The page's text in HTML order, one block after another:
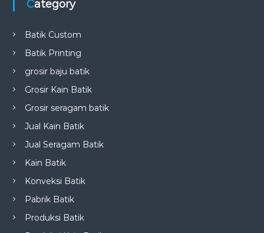
Category
Batik Custom
Batik Printing
grosir baju batik
Grosir Kain Batik
Grosir seragam batik
Jual Kain Batik
Jual Seragam Batik
Kain Batik
Konveksi Batik
Pabrik Batik
Produksi Batik